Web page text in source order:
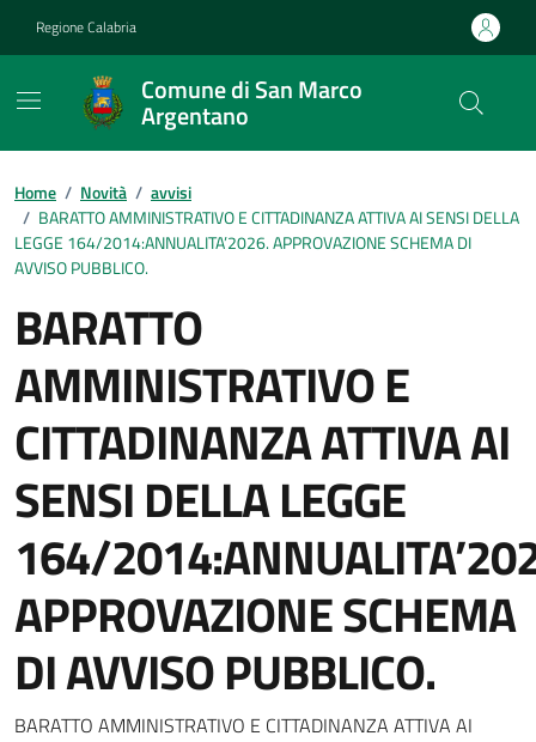
Regione Calabria
Comune di San Marco
Argentano
Home / Novità / avvisi
/ BARATTO AMMINISTRATIVO E CITTADINANZA ATTIVA AI SENSI DELLA
LEGGE 164/2014:ANNUALITA’2026. APPROVAZIONE SCHEMA DI
AVVISO PUBBLICO.
BARATTO
AMMINISTRATIVO E
CITTADINANZA ATTIVA AI
SENSI DELLA LEGGE
164/
APPROVAZIONE SCHEMA
DI AVVISO PUBBLICO.
BARATTO AMMINISTRATIVO E CITTADINANZA ATTIVA AI